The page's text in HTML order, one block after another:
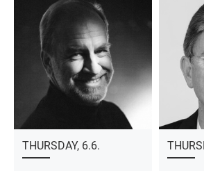
THURSDAY, 6.6.